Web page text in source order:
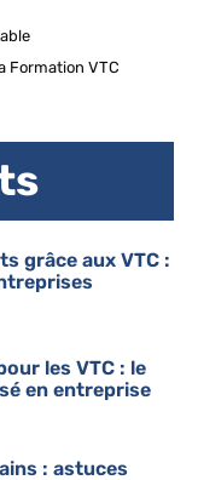
Formation VTC
grâce aux VTC :
les VTC : le
en entreprise
: astuces